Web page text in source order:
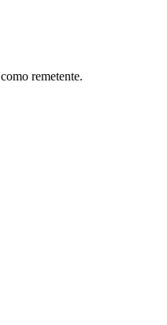
como remetente.